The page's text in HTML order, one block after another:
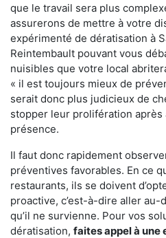
que le travail sera plus
assurerons de mettre à votre
expérimenté de dératisation à
Reintembault pouvant vous
nuisibles que votre local
« il est toujours mieux de
serait donc plus judicieux de
stopper leur prolifération
présence.
Il faut donc rapidement
préventives favorables. En ce
restaurants, ils se doivent
proactive, c’est-à-dire aller au-
qu’il ne survienne. Pour vos
dératisation, faites appel à